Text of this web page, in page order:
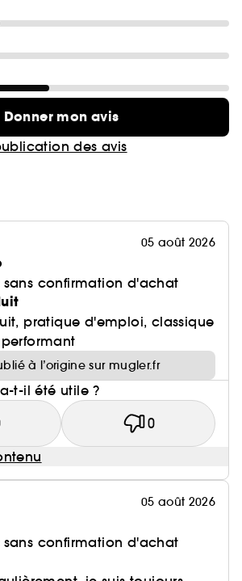
Donner mon avis
des avis
05 août 2026
sans confirmation d'achat
pratique d'emploi, classique
à l’origine sur mugler.fr
t-il été utile ?
0
05 août 2026
sans confirmation d'achat